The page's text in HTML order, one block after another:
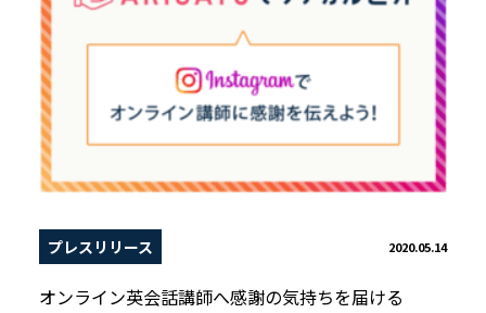
プレスリリース 2020.05.14
オンライン英会話講師へ感謝の気持ちを届ける